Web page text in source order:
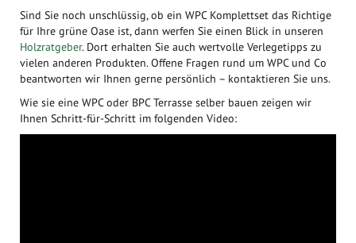
Sind Sie noch unschlüssig, ob ein WPC Komplettset das Richtige
für Ihre grüne Oase ist, dann werfen Sie einen Blick in unseren
Holzratgeber. Dort erhalten Sie auch wertvolle Verlegetipps zu
vielen anderen Produkten. Offene Fragen rund um WPC und Co
beantworten wir Ihnen gerne persönlich – kontaktieren Sie uns.
Wie sie eine WPC oder BPC Terrasse selber bauen zeigen wir
Ihnen Schritt-für-Schritt im folgenden Video: